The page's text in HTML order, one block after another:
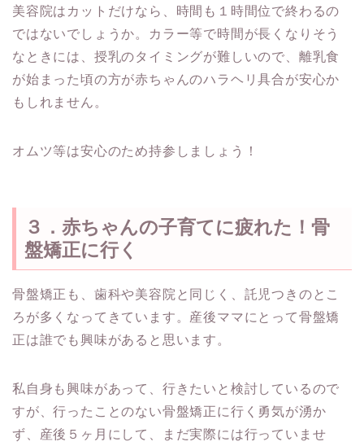
美容院はカットだけなら、時間も１時間位で終わるの
ではないでしょうか。カラー等で時間が長くなりそう
なときには、授乳のタイミングが難しいので、離乳食
が始まった頃の方が赤ちゃんのハラヘリ具合が安心か
もしれません。
オムツ等は安心のため持参しましょう！
３．赤ちゃんの子育てに疲れた！骨
盤矯正に行く
骨盤矯正も、歯科や美容院と同じく、託児つきのとこ
ろが多くなってきています。産後ママにとって骨盤矯
正は誰でも興味があると思います。
私自身も興味があって、行きたいと検討しているので
すが、行ったことのない骨盤矯正に行く勇気が湧か
ず、産後５ヶ月にして、まだ実際には行っていませ